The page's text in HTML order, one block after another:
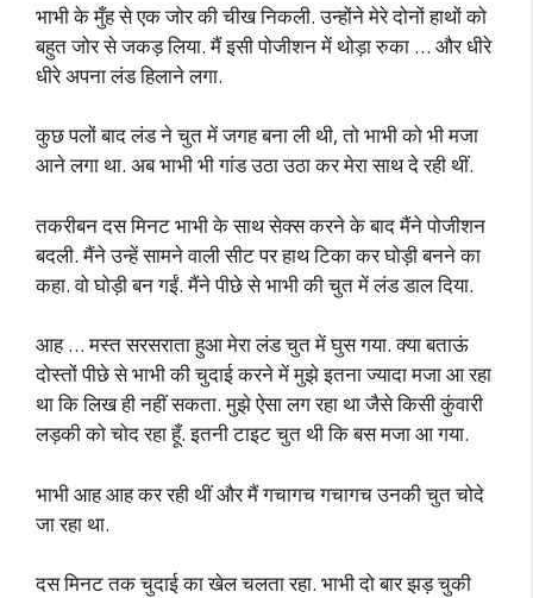
भाभी के मुँह से एक जोर की चीख निकली. उन्होंने मेरे दोनों हाथों को
बहुत जोर से जकड़ लिया. मैं इसी पोजीशन में थोड़ा रुका … और धीरे
धीरे अपना लंड हिलाने लगा.
कुछ पलों बाद लंड ने चुत में जगह बना ली थी, तो भाभी को भी मजा
आने लगा था. अब भाभी भी गांड उठा उठा कर मेरा साथ दे रही थीं.
तकरीबन दस मिनट भाभी के साथ सेक्स करने के बाद मैंने पोजीशन
बदली. मैंने उन्हें सामने वाली सीट पर हाथ टिका कर घोड़ी बनने का
कहा. वो घोड़ी बन गईं. मैंने पीछे से भाभी की चुत में लंड डाल दिया.
आह … मस्त सरसराता हुआ मेरा लंड चुत में घुस गया. क्या बताऊं
दोस्तों पीछे से भाभी की चुदाई करने में मुझे इतना ज्यादा मजा आ रहा
था कि लिख ही नहीं सकता. मुझे ऐसा लग रहा था जैसे किसी कुंवारी
लड़की को चोद रहा हूँ. इतनी टाइट चुत थी कि बस मजा आ गया.
भाभी आह आह कर रही थीं और मैं गचागच गचागच उनकी चुत चोदे
जा रहा था.
दस मिनट तक चुदाई का खेल चलता रहा. भाभी दो बार झड़ चुकी